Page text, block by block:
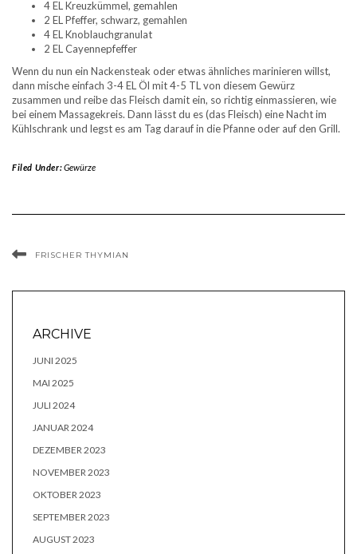
4 EL Kreuzkümmel, gemahlen
2 EL Pfeffer, schwarz, gemahlen
4 EL Knoblauchgranulat
2 EL Cayennepfeffer
Wenn du nun ein Nackensteak oder etwas ähnliches marinieren willst,
dann mische einfach 3-4 EL Öl mit 4-5 TL von diesem Gewürz
zusammen und reibe das Fleisch damit ein, so richtig einmassieren, wie
bei einem Massagekreis. Dann lässt du es (das Fleisch) eine Nacht im
Kühlschrank und legst es am Tag darauf in die Pfanne oder auf den Grill.
Filed Under:Gewürze
FRISCHER THYMIAN
ARCHIVE
JUNI 2025
MAI 2025
JULI 2024
JANUAR 2024
DEZEMBER 2023
NOVEMBER 2023
OKTOBER 2023
SEPTEMBER 2023
AUGUST 2023